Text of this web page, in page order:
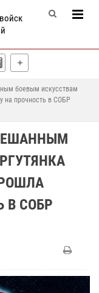
боевым искусствам
на прочность в СОБР
В СОБР